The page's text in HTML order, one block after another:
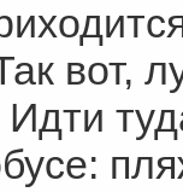
вот,